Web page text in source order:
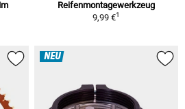
Reifenmontagewerkzeug
9,99 €1
NEU